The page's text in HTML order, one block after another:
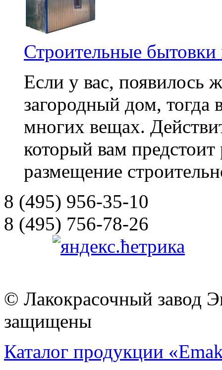
Строительные бытовки
Если у вас, появилось
загородный дом, тогда
многих вещах.
который вам
размещение
8 (495) 956-35-10
8 (495) 756-78-26
© Лакокрасочный завод
защищены
Каталог продукции